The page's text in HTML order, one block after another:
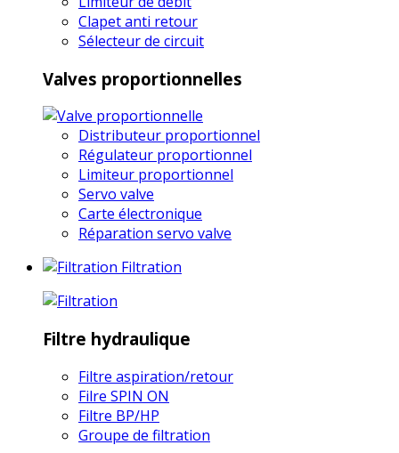
Clapet anti retour
Sélecteur de circuit
Valves proportionnelles
Distributeur proportionnel
Régulateur proportionnel
Limiteur proportionnel
Servo valve
Carte électronique
Réparation servo valve
Filtration
Filtre hydraulique
Filtre aspiration/retour
Filre SPIN ON
Filtre BP/HP
Groupe de filtration